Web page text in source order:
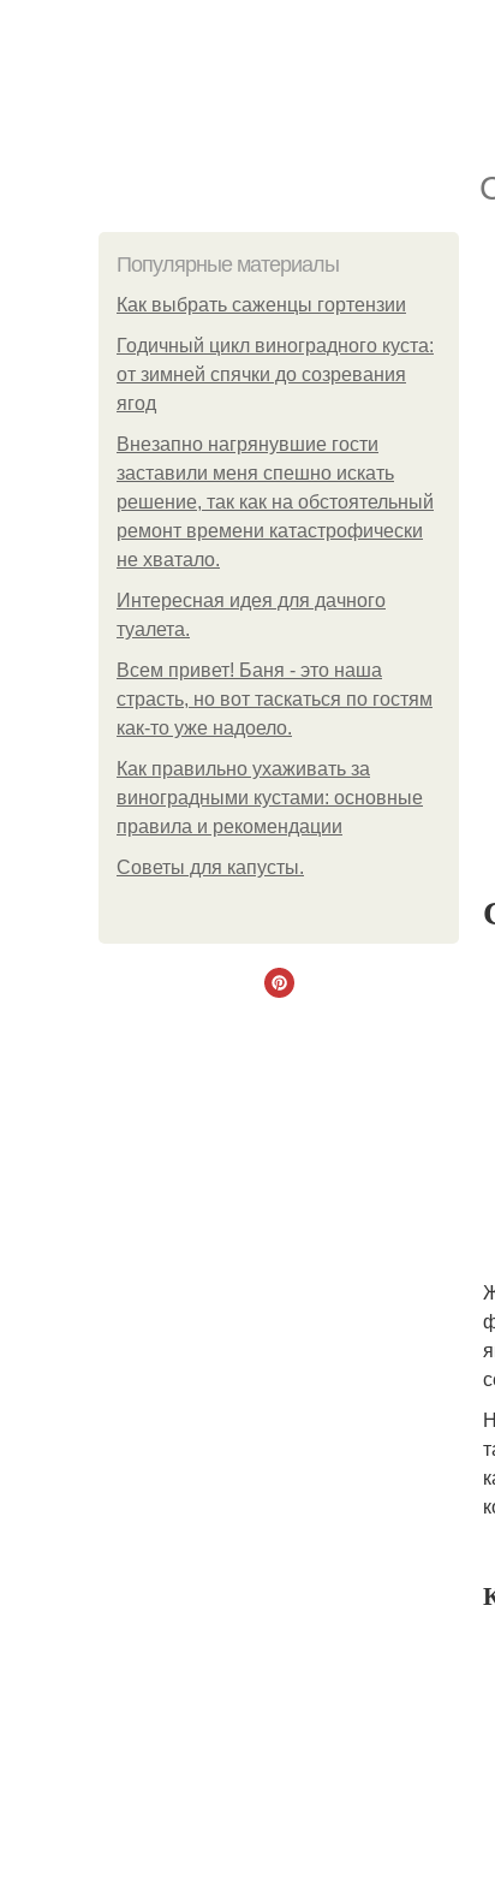
Популярные материалы
Как выбрать саженцы гортензии
Годичный цикл виноградного куста:
от зимней спячки до созревания
ягод
Внезапно нагрянувшие гости
заставили меня спешно искать
решение, так как на обстоятельный
ремонт времени катастрофически
не хватало.
Интересная идея для дачного
туалета.
Всем привет! Баня - это наша
страсть, но вот таскаться по гостям
как-то уже надоело.
Как правильно ухаживать за
виноградными кустами: основные
правила и рекомендации
Советы для капусты.